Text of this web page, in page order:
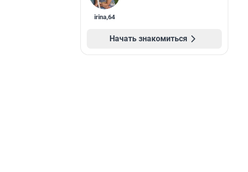
irina,64
Начать знакомиться